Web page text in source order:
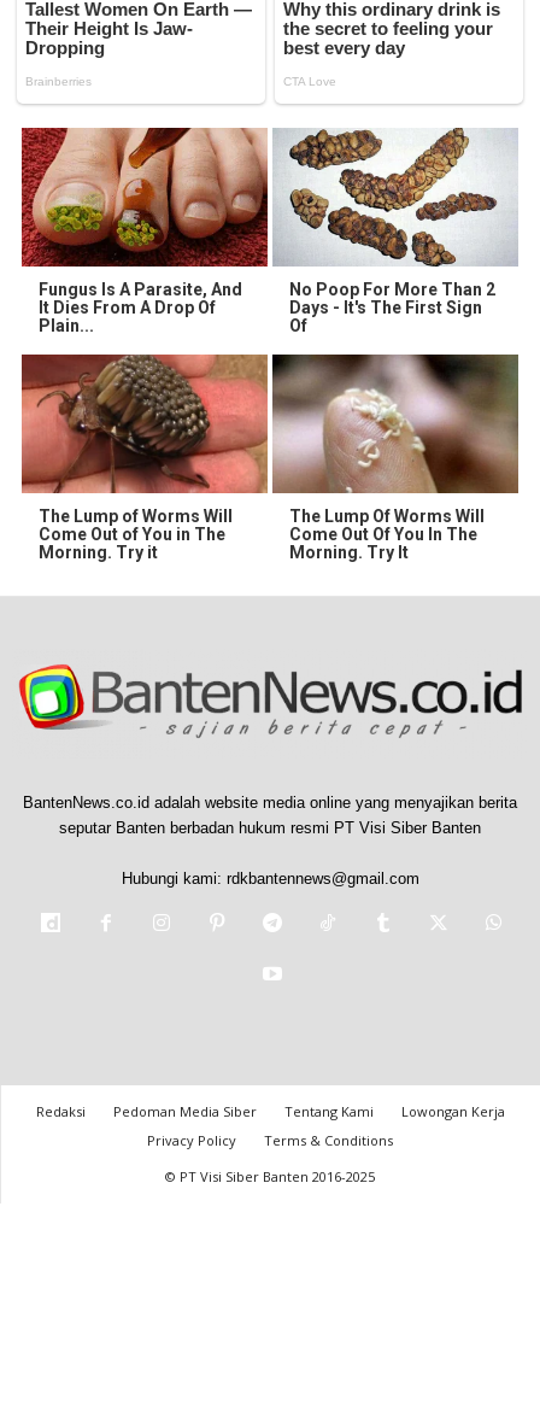
Fungus Is A Parasite, And
It Dies From A Drop Of
Plain...
No Poop For More Than 2
Days - It's The First Sign
Of
The Lump of Worms Will
Come Out of You in The
Morning. Try it
The Lump Of Worms Will
Come Out Of You In The
Morning. Try It
BantenNews.co.id adalah website media online yang menyajikan berita
seputar Banten berbadan hukum resmi PT Visi Siber Banten
Hubungi kami: rdkbantennews@gmail.com
Redaksi Pedoman Media Siber Tentang Kami
Lowongan Kerja
Privacy Policy
Terms & Conditions
© PT Visi Siber Banten 2016-2025